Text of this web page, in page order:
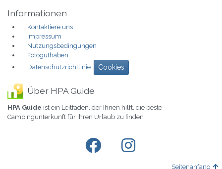
Informationen
Kontaktiere uns
Impressum
Nutzungsbedingungen
Fotoguthaben
Datenschutzrichtlinie
Cookies
Über HPA Guide
HPA Guide ist ein Leitfaden, der Ihnen hilft, die beste
Campingunterkunft für Ihren Urlaub zu finden
Seitenanfang